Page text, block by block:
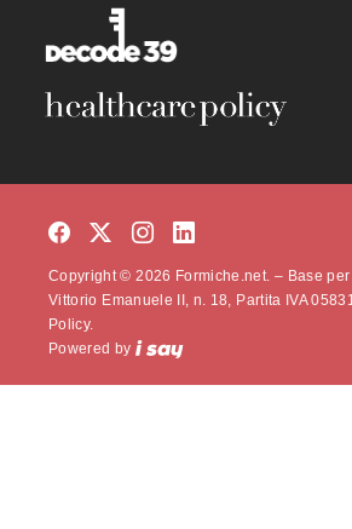
Copyright © 2026 Formiche.net. – Base
Vittorio Emanuele II, n. 18, Partita IVA
Policy.
Powered by